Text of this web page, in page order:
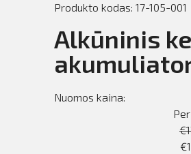
Produkto kodas: 17-105-001
Alkūninis
Nuomos kaina:
€
€